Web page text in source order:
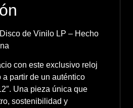
de Vinilo LP – Hecho
con este exclusivo reloj
partir de un auténtico
Una pieza única que
sostenibilidad y